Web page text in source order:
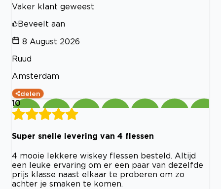
Vaker klant geweest
Beveelt aan
8 August 2026
Ruud
Amsterdam
delen
10
Super snelle levering van 4 flessen
4 mooie lekkere wiskey flessen besteld. Altijd
een leuke ervaring om er een paar van dezelfde
prijs klasse naast elkaar te proberen om zo
achter je smaken te komen.